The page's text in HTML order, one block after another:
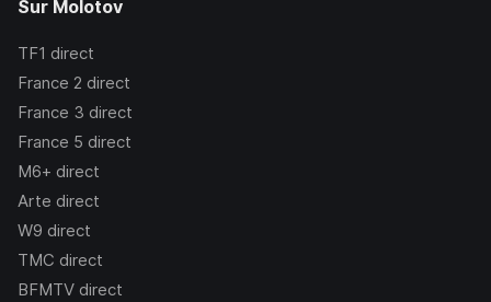
Sur Molotov
TF1 direct
France 2 direct
France 3 direct
France 5 direct
M6+ direct
Arte direct
W9 direct
TMC direct
BFMTV direct